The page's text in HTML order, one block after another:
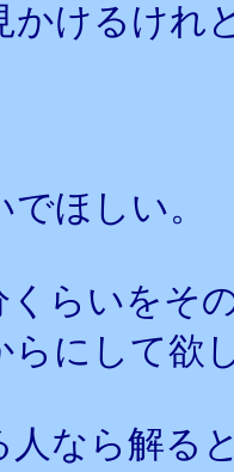
かけるけれ
ほしい。
くらいをそ
らにして欲
人なら解る